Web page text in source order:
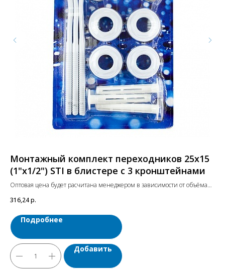
Монтажный комплект переходников 25х15
(1"х1/2") STI в блистере с 3 кронштейнами
Оптовая цена будет расчитана менеджером в зависимости от объёма
316,24р.
Подробнее
Добавить